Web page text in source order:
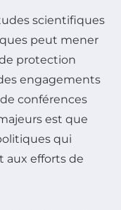
scientifiques
peut mener
protection
engagements
conférences
est que
qui
aux efforts de